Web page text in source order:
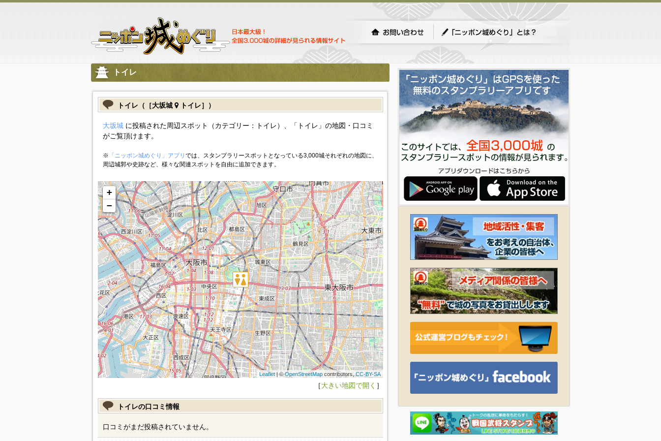
トイレ
トイレ（［大坂城 トイレ］）
大坂城に投稿された周辺スポット（カテゴリー：トイレ）、「トイレ」の地図・口コミ
がご覧頂けます。
※ 「ニッポン城めぐり」アプリ では、スタンプラリースポットとなっている3,000城それぞれの地図に、
周辺城郭や史跡など、様々な関連スポットを自由に追加できます。
+
−
Leaflet| ©OpenStreetMapcontributors,CC-BY-SA
［大きい地図で開く ］
トイレの口コミ情報
口コミがまだ投稿されていません。